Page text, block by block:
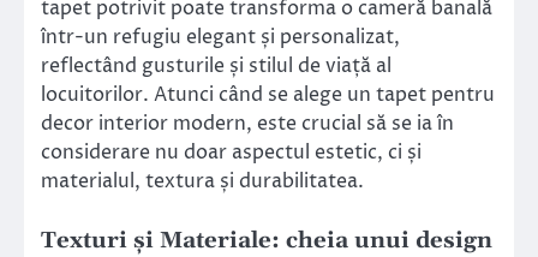
tapet potrivit poate transforma o cameră banală
într-un refugiu elegant și personalizat,
reflectând gusturile și stilul de viață al
locuitorilor. Atunci când se alege un tapet pentru
decor interior modern, este crucial să se ia în
considerare nu doar aspectul estetic, ci și
materialul, textura și durabilitatea.
Texturi și Materiale: cheia unui design